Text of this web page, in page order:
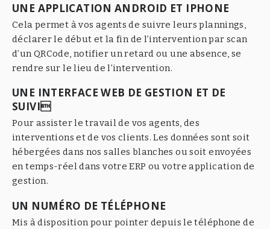
UNE APPLICATION ANDROID ET IPHONE
Cela permet à vos agents de suivre leurs plannings,
déclarer le début et la fin de l’intervention par scan
d’un QRCode, notifier un retard ou une absence, se
rendre sur le lieu de l’intervention.
UNE INTERFACE WEB DE GESTION ET DE
SUIVI
Pour assister le travail de vos agents, des
interventions et de vos clients. Les données sont soit
hébergées dans nos salles blanches ou soit envoyées
en temps-réel dans votre ERP ou votre application de
gestion.
UN NUMÉRO DE TÉLÉPHONE
Mis à disposition pour pointer depuis le téléphone de